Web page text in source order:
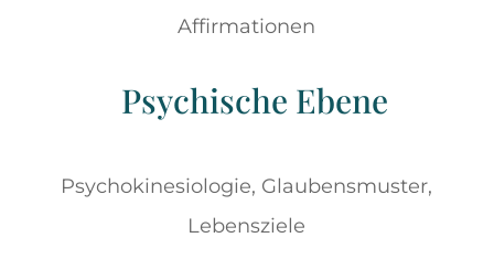
Affirmationen
Psychische Ebene
Psychokinesiologie, Glaubensmuster,
Lebensziele